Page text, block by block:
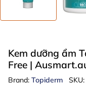
Kem dưỡng ẩm
Free |
Brand: Topiderm SKU: